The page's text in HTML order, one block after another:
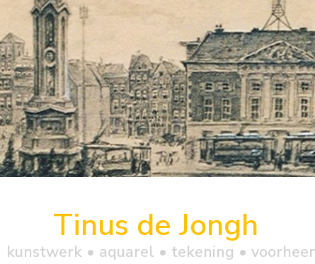
Tinus de Jongh
kunstwerk • aquarel • tekening •